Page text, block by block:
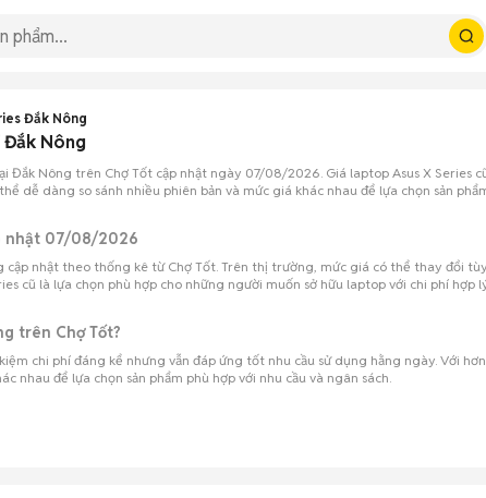
Đắk Nông
Đắk Nông
Đắk Nông trên Chợ Tốt cập nhật ngày 07/08/2026. Giá laptop Asus X
dễ dàng so sánh nhiều phiên bản và mức giá khác nhau để lựa chọn sản
nhật 07/08/2026
cập nhật theo thống kê từ Chợ Tốt. Trên thị trường, mức giá có thể thay đổi
cũ là lựa chọn phù hợp cho những người muốn sở hữu laptop với chi phí hợp
trên Chợ Tốt?
chi phí đáng kể nhưng vẫn đáp ứng tốt nhu cầu sử dụng hằng ngày. Với
nhau để lựa chọn sản phẩm phù hợp với nhu cầu và ngân sách.